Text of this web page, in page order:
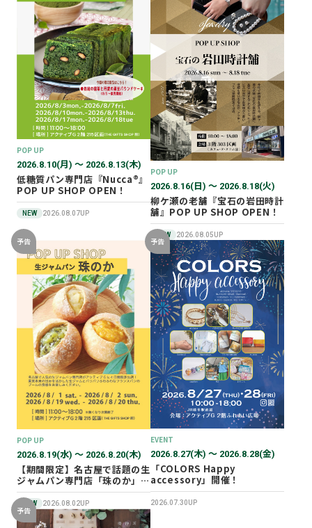
POP UP
2026.8.10(月) 〜 2026.8.13(木)
低糖質パン専門店『Nucca®』
POP UP SHOP OPEN！
NEW 2026.08.07UP
POP UP
2026.8.16(日) 〜 2026.8.18(火)
柳ケ瀬の老舗『宝石の岩田時計
舗』POP UP SHOP OPEN！
NEW 2026.08.05UP
予告
POP UP
2026.8.19(水) 〜 2026.8.20(木)
【期間限定】名古屋で話題の生
ジャムパン専門店「珠のか」
POP UP SHOP
NEW 2026.08.02UP
予告
EVENT
2026.8.27(木) 〜 2026.8.28(金)
「COLORS Happy
accessory」開催！
2026.07.30UP
予告